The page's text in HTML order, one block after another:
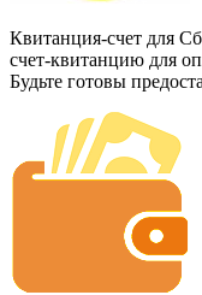
Квитанция-счет для
счет-квитанцию для
Будьте готовы